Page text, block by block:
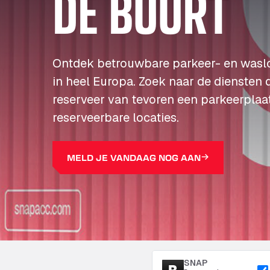
Ontdek betrouwbare parkeer- en
in heel Europa. Zoek naar de diensten
reserveer van tevoren een
reserveerbare locaties.
MELD JE VANDAAG NOG AAN
SNAP